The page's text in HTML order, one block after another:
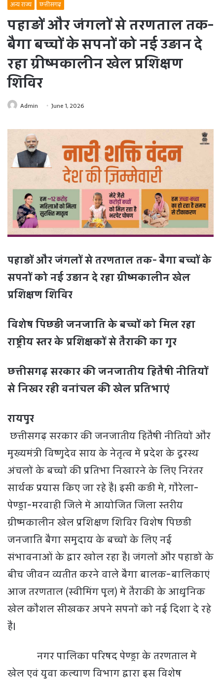
अन्य राज्य छत्तीसगढ़
पहाड़ों और जंगलों से तरणताल तक-
बैगा बच्चों के सपनों को नई उड़ान दे
रहा ग्रीष्मकालीन खेल प्रशिक्षण
शिविर
Admin June 1, 2026
पहाड़ों और जंगलों से तरणताल तक- बैगा बच्चों के
सपनों को नई उड़ान दे रहा ग्रीष्मकालीन खेल
प्रशिक्षण शिविर
विशेष पिछड़ी जनजाति के बच्चों को मिल रहा
राष्ट्रीय स्तर के प्रशिक्षकों से तैराकी का गुर
छत्तीसगढ़ सरकार की जनजातीय हितैषी नीतियों
से निखर रही वनांचल की खेल प्रतिभाएं
रायपुर
छत्तीसगढ़ सरकार की जनजातीय हितैषी नीतियों और
मुख्यमंत्री विष्णुदेव साय के नेतृत्व में प्रदेश के दूरस्थ
अंचलों के बच्चों की प्रतिभा निखारने के लिए निरंतर
सार्थक प्रयास किए जा रहे हैं। इसी कड़ी में, गौरेला-
पेण्ड्रा-मरवाही जिले में आयोजित जिला स्तरीय
ग्रीष्मकालीन खेल प्रशिक्षण शिविर विशेष पिछड़ी
जनजाति बैगा समुदाय के बच्चों के लिए नई
संभावनाओं के द्वार खोल रहा है। जंगलों और पहाड़ों के
बीच जीवन व्यतीत करने वाले बैगा बालक-बालिकाएं
आज तरणताल (स्वीमिंग पूल) में तैराकी के आधुनिक
खेल कौशल सीखकर अपने सपनों को नई दिशा दे रहे
हैं।
नगर पालिका परिषद पेण्ड्रा के तरणताल में
खेल एवं युवा कल्याण विभाग द्वारा इस विशेष